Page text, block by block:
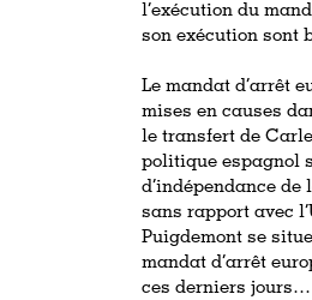
l’exécution du
son exécution sont
Le mandat d’arrêt
mises en causes
le transfert de
politique espagnol
d’indépendance
sans rapport avec
Puigdemont se
mandat d’arrêt
ces derniers jours…